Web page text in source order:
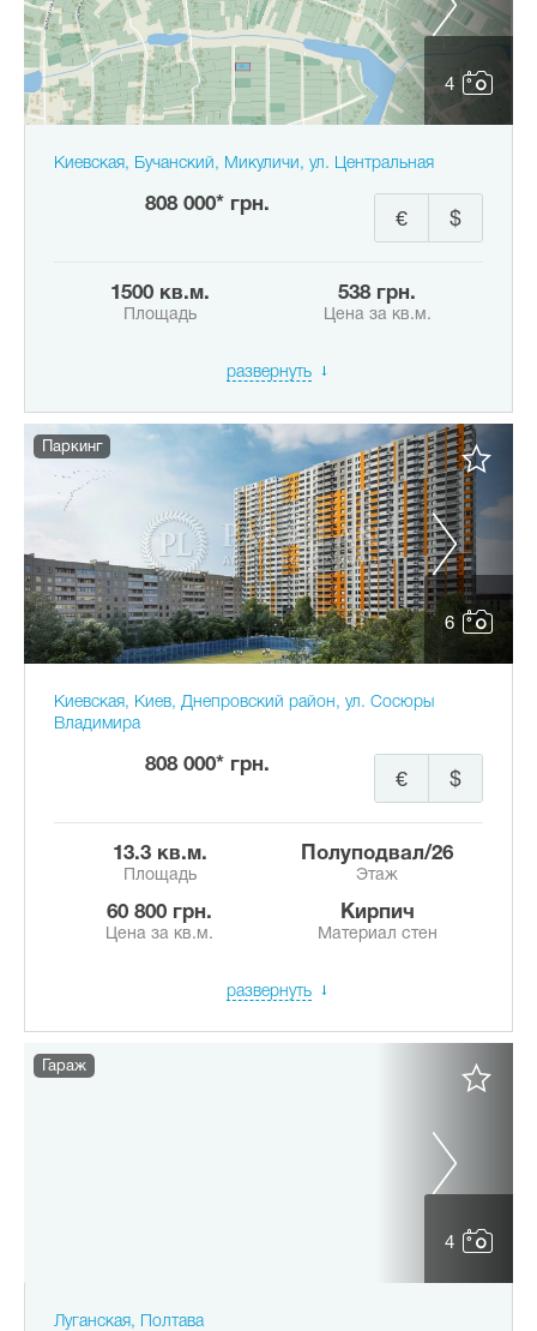
4
Киевская, Бучанский, Микуличи, ул. Центральная
808 000* грн.
$
€
1500 кв.м.
Площадь
538 грн.
Цена за кв.м.
развернуть
6
Паркинг
Киевская, Киев, Днепровский район, ул. Сосюры
Владимира
808 000* грн.
$
€
13.3 кв.м.
Площадь
полуподвал/26
Этаж
60 800 грн.
Цена за кв.м.
Кирпич
Материал стен
развернуть
4
Гараж
Луганская, Полтава